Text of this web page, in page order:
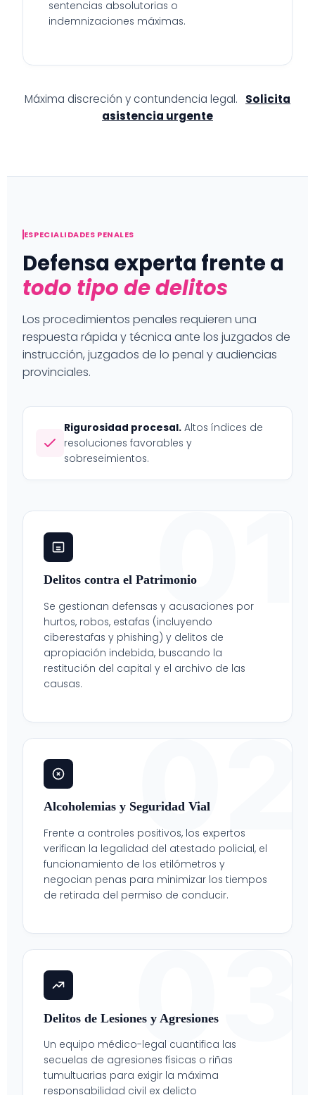
sentencias absolutorias o
indemnizaciones máximas.
Máxima discreción y contundencia legal.
Solicita
asistencia urgente
ESPECIALIDADES PENALES
Defensa experta frente a
todo tipo de delitos
Los procedimientos penales requieren una
respuesta rápida y técnica ante los juzgados de
instrucción, juzgados de lo penal y audiencias
provinciales.
Rigurosidad procesal. Altos índices de
resoluciones favorables y
sobreseimientos.
01
Delitos contra el Patrimonio
Se gestionan defensas y acusaciones por
hurtos, robos, estafas (incluyendo
ciberestafas y phishing) y delitos de
apropiación indebida, buscando la
restitución del capital y el archivo de las
causas.
02
Alcoholemias y Seguridad Vial
Frente a controles positivos, los expertos
verifican la legalidad del atestado policial, el
funcionamiento de los etilómetros y
negocian penas para minimizar los tiempos
de retirada del permiso de conducir.
03
Delitos de Lesiones y Agresiones
Un equipo médico-legal cuantifica las
secuelas de agresiones físicas o riñas
tumultuarias para exigir la máxima
responsabilidad civil ex delicto